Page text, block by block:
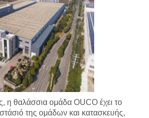
η θαλάσσια ομάδα OUCO έχει το
της ομάδων και κατασκευής,